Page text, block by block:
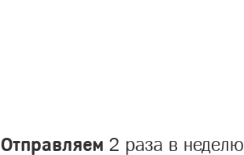
Отправляем 2 раза в неделю